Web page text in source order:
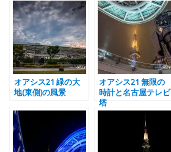
オアシス21 緑の大
地(東側)の風景
オアシス21 無限の
時計と名古屋テレビ
塔